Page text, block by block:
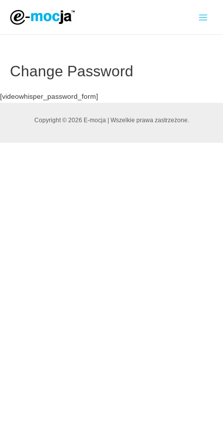
Change Password
[videowhisper_password_form]
Copyright © 2026 E-mocja | Wszelkie prawa zastrzeżone.